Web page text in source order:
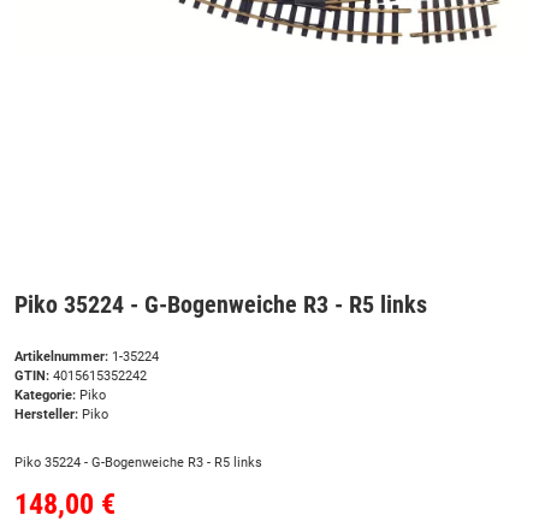
Piko 35224 - G-Bogenweiche R3 - R5 links
Artikelnummer: 1-35224
GTIN: 4015615352242
Kategorie: Piko
Hersteller: Piko
Piko 35224 - G-Bogenweiche R3 - R5 links
148,00 €